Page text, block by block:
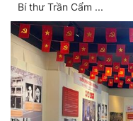
Bí thư Trần Cẩm ...